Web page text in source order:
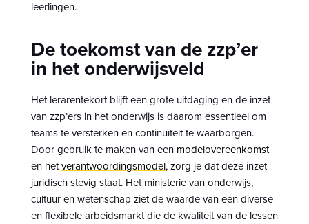
leerlingen.
De toekomst van de zzp’er
in het onderwijsveld
Het lerarentekort blijft een grote uitdaging en de inzet
van zzp’ers in het onderwijs is daarom essentieel om
teams te versterken en continuïteit te waarborgen.
Door gebruik te maken van een modelovereenkomst
en hetverantwoordingsmodel, zorg je dat deze inzet
juridisch stevig staat. Het ministerie van onderwijs,
cultuur en wetenschap ziet de waarde van een diverse
en flexibele arbeidsmarkt die de kwaliteit van de lessen